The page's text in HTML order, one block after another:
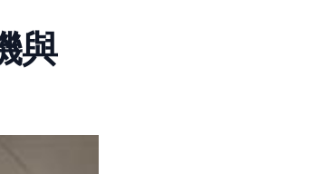
與